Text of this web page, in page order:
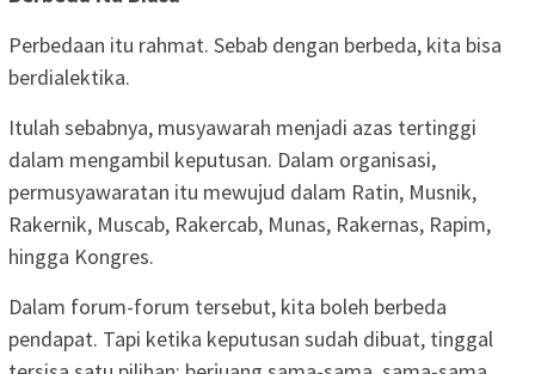
Perbedaan itu rahmat. Sebab dengan berbeda, kita bisa
berdialektika.
Itulah sebabnya, musyawarah menjadi azas tertinggi
dalam mengambil keputusan. Dalam organisasi,
permusyawaratan itu mewujud dalam Ratin, Musnik,
Rakernik, Muscab, Rakercab, Munas, Rakernas, Rapim,
hingga Kongres.
Dalam forum-forum tersebut, kita boleh berbeda
pendapat. Tapi ketika keputusan sudah dibuat, tinggal